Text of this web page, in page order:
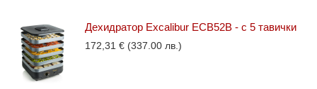
Дехидратор Excalibur ECB52B - с 5 тавички
172,31 € (337.00 лв.)